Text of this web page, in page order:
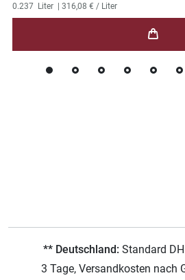
0.237 Liter | 316,08 € / Liter
** Deutschland: Standard
3 Tage, Versandkosten nach